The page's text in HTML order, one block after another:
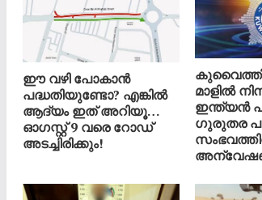
ഈ വഴി പോകാൻ
പദ്ധതിയുണ്ടോ? എങ്കിൽ
ആദ്യം ഇത് അറിയൂ…
ഓഗസ്റ്റ് 9 വരെ റോഡ്
അടച്ചിരിക്കും!
മാളിൽ
ഇന്ത്യൻ
ഗുരുതര